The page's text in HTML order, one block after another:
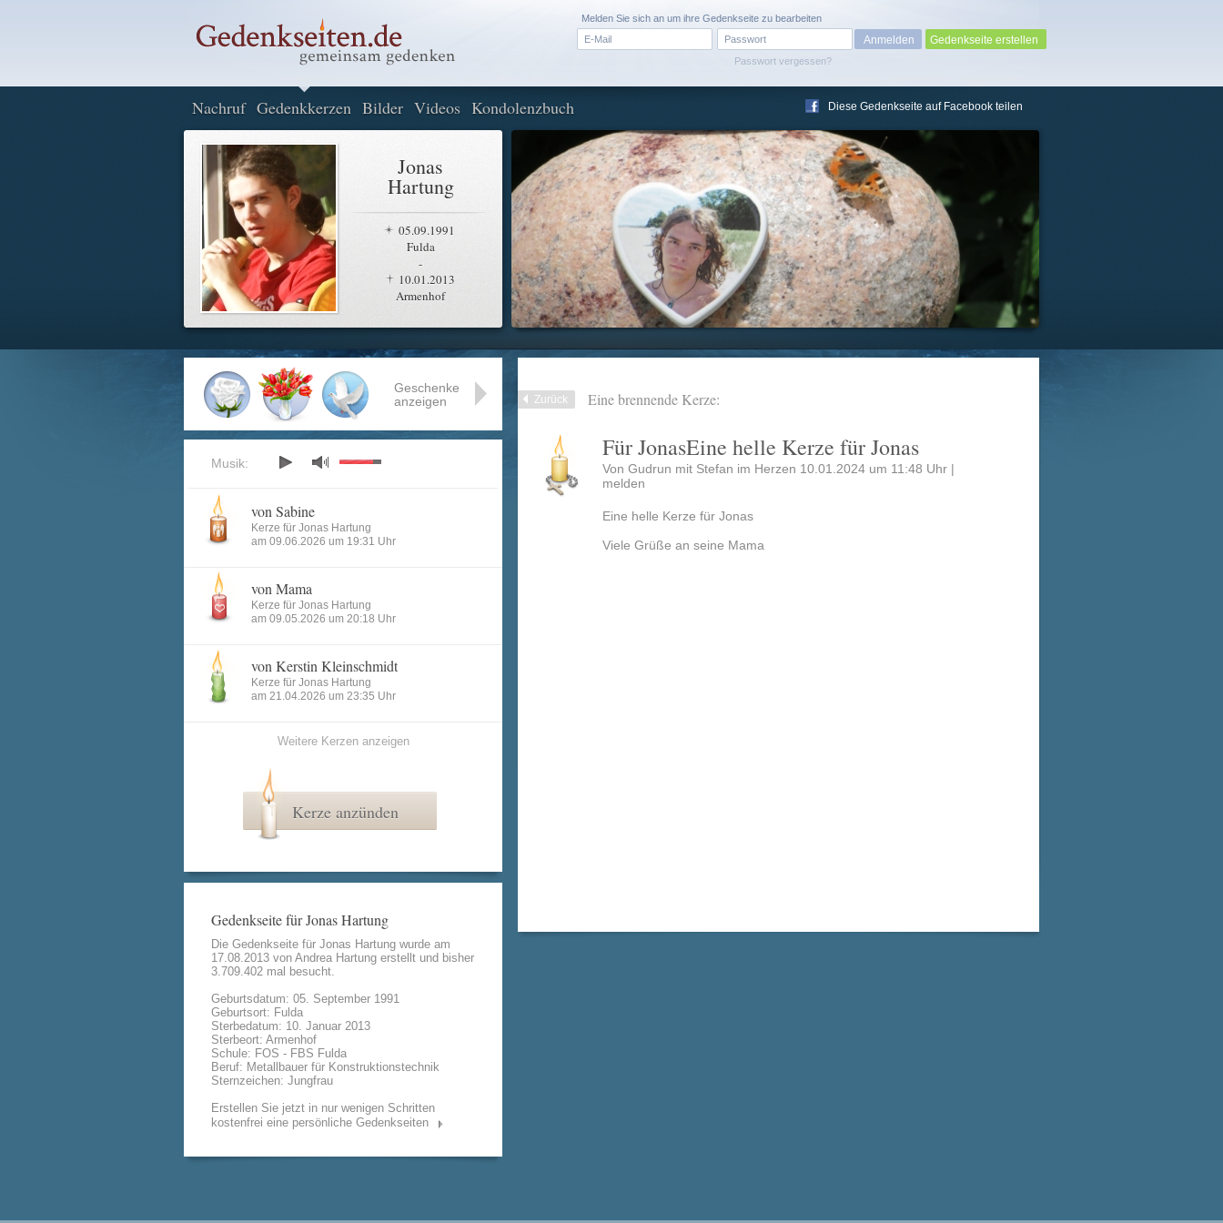
Passwort vergessen?
Melden Sie sich an um ihre Gedenkseite zu bearbeiten
Gedenkseite erstellen
Nachruf Gedenkkerzen Bilder Videos Kondolenzbuch Diese Gedenkseite auf Facebook teilen
Jonas
Hartung
05.09.1991
Fulda
-
10.01.2013
Armenhof
Zurück Eine brennende Kerze:
Für JonasEine helle Kerze für Jonas
Von Gudrun mit Stefan im Herzen 10.01.2024 um 11:48 Uhr |
melden
Eine helle Kerze für Jonas
Viele Grüße an seine Mama
Geschenke
anzeigen
Musik:
von Sabine
Kerze für Jonas Hartung
am 09.06.2026 um 19:31 Uhr
von Mama
Kerze für Jonas Hartung
am 09.05.2026 um 20:18 Uhr
von Kerstin Kleinschmidt
Kerze für Jonas Hartung
am 21.04.2026 um 23:35 Uhr
Weitere Kerzen anzeigen
Kerze anzünden
Gedenkseite für Jonas Hartung
Die Gedenkseite für Jonas Hartung wurde am
17.08.2013 von Andrea Hartung erstellt und bisher
3.709.402 mal besucht.
Geburtsdatum: 05. September 1991
Geburtsort: Fulda
Sterbedatum: 10. Januar 2013
Sterbeort: Armenhof
Schule: FOS - FBS Fulda
Beruf: Metallbauer für Konstruktionstechnik
Sternzeichen: Jungfrau
Erstellen Sie jetzt in nur wenigen Schritten
kostenfrei eine persönliche Gedenkseiten